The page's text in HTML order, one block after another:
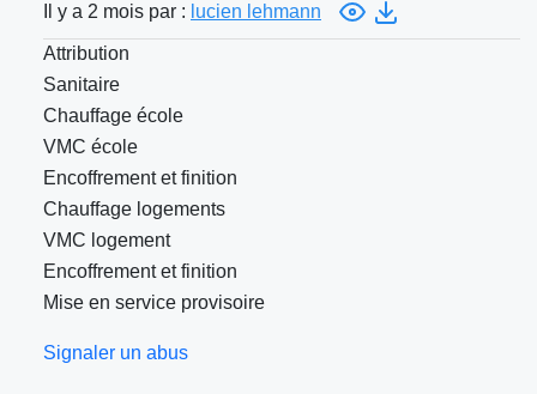
Il y a 2 mois par : lucien lehmann
Attribution
Sanitaire
Chauffage école
VMC école
Encoffrement et finition
Chauffage logements
VMC logement
Encoffrement et finition
Mise en service provisoire
Signaler un abus